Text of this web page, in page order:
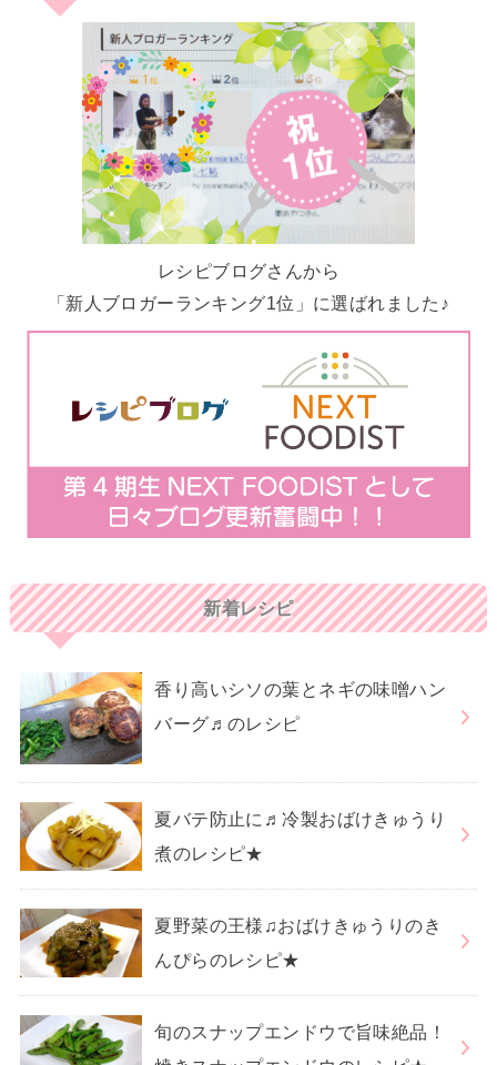
レシピブログさんから
「新人ブロガーランキング1位」に選ばれました♪
新着レシピ
香り高いシソの葉とネギの味噌ハン
バーグ♬のレシピ
夏バテ防止に♬冷製おばけきゅうり
煮のレシピ★
夏野菜の王様♫おばけきゅうりのき
んぴらのレシピ★
旬のスナップエンドウで旨味絶品！